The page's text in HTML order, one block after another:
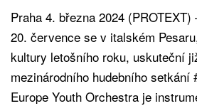
Praha 4. března 2024
20. července se v italském
kultury letošního roku, uskuteční
mezinárodního hudebního setkání
Europe Youth Orchestra je